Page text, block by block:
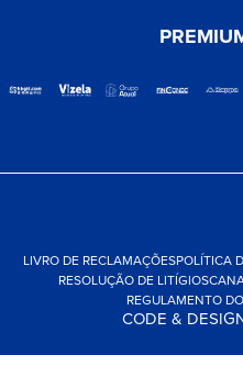
LIVRO DE RECLAMAÇÕESPOLÍTICA
RESOLUÇÃO DE LITÍGIOS
REGULAMENTO
CODE &